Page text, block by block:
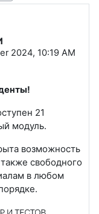
2024, 10:19 AM
21
модуль.
возможность
свободного
в любом